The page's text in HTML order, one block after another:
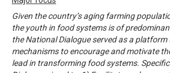
Given the country’s aging farming
the youth in food systems is of
the National Dialogue served as a platform
mechanisms to encourage and motivate
lead in transforming food systems.